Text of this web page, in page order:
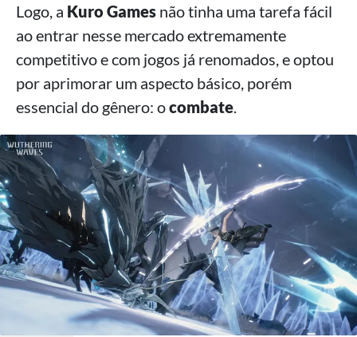
Logo, a Kuro Games não tinha uma tarefa fácil
ao entrar nesse mercado extremamente
competitivo e com jogos já renomados, e optou
por aprimorar um aspecto básico, porém
essencial do gênero: ocombate